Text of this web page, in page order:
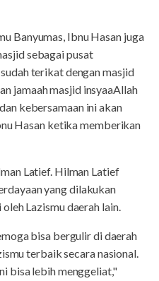
Banyumas, Ibnu Hasan juga
sebagai pusat
terikat dengan masjid
jamaah masjid insyaaAllah
kebersamaan ini akan
Hasan ketika memberikan
Latief. Hilman Latief
yang dilakukan
Lazismu daerah lain.
bisa bergulir di daerah
terbaik secara nasional.
bisa lebih menggeliat,"